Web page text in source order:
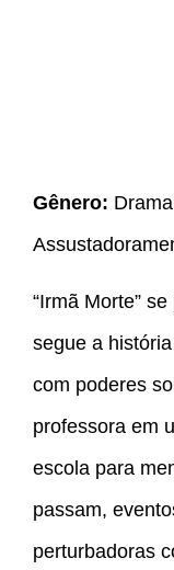
Gênero:
“Irmã Morte”
segue a
com poderes
professora em
escola para
passam,
perturbadoras